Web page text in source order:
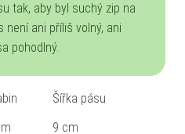
tak, aby byl suchý zip na
není ani příliš volný, ani
pohodlný.
Šířka pásu
9 cm